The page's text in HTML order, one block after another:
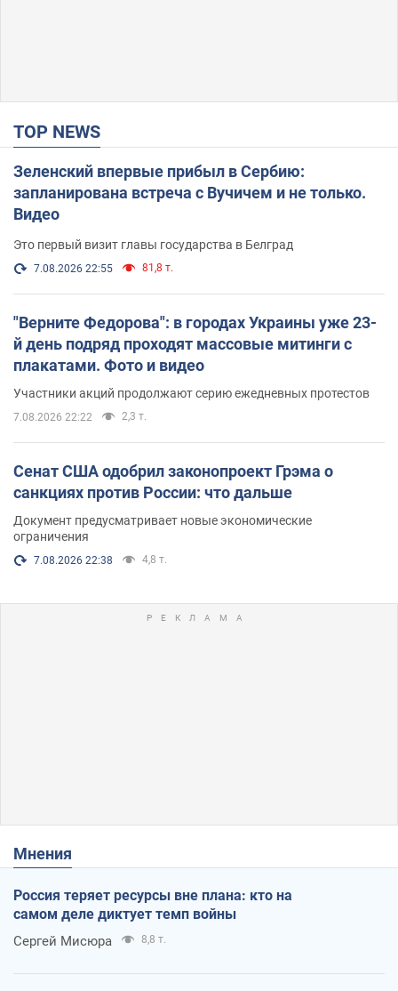
TOP NEWS
Зеленский впервые прибыл в Сербию:
запланирована встреча с Вучичем и не только.
Видео
Это первый визит главы государства в Белград
7.08.2026 22:55 81,8 т.
"Верните Федорова": в городах Украины уже 23-
й день подряд проходят массовые митинги с
плакатами. Фото и видео
Участники акций продолжают серию ежедневных протестов
7.08.2026 22:22 2,3 т.
Сенат США одобрил законопроект Грэма о
санкциях против России: что дальше
Документ предусматривает новые экономические
ограничения
7.08.2026 22:38 4,8 т.
Мнения
Россия теряет ресурсы вне плана: кто на
самом деле диктует темп войны
Сергей Мисюра 8,8 т.